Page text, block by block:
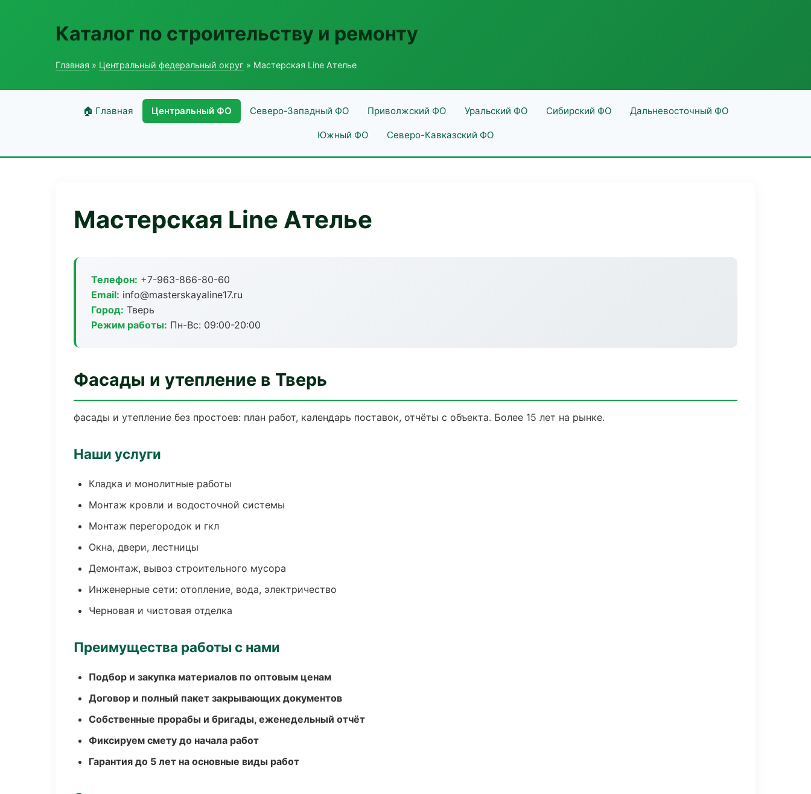
Каталог по строительству и ремонту
Главная » Центральный федеральный округ » Мастерская Line Ателье
🏠 Главная Центральный ФО Северо-Западный ФО Приволжский ФО Уральский ФО Сибирский ФО Дальневосточный ФО
Южный ФО Северо-Кавказский ФО
Мастерская Line Ателье
Телефон: +7-963-866-80-60
Email: info@masterskayaline17.ru
Город: Тверь
Режим работы: Пн-Вс: 09:00-20:00
Фасады и утепление в Тверь
фасады и утепление без простоев: план работ, календарь поставок, отчёты с объекта. Более 15 лет на рынке.
Наши услуги
Кладка и монолитные работы
Монтаж кровли и водосточной системы
Монтаж перегородок и гкл
Окна, двери, лестницы
Демонтаж, вывоз строительного мусора
Инженерные сети: отопление, вода, электричество
Черновая и чистовая отделка
Преимущества работы с нами
Подбор и закупка материалов по оптовым ценам
Договор и полный пакет закрывающих документов
Собственные прорабы и бригады, еженедельный отчёт
Фиксируем смету до начала работ
Гарантия до 5 лет на основные виды работ